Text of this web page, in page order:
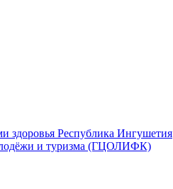
здоровья Республика Ингушетия
и туризма (ГЦОЛИФК)